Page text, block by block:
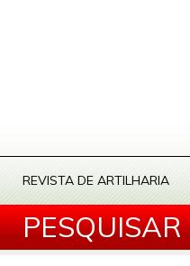
REVISTA DE ARTILHARIA
PESQUISAR